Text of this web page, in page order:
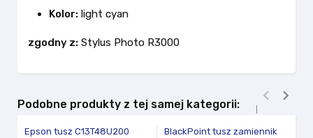
Kolor: light cyan
zgodny z: Stylus Photo R3000
Podobne produkty z tej samej kategorii:
Epson tusz C13T48U200
BlackPoint tusz zamiennik
 